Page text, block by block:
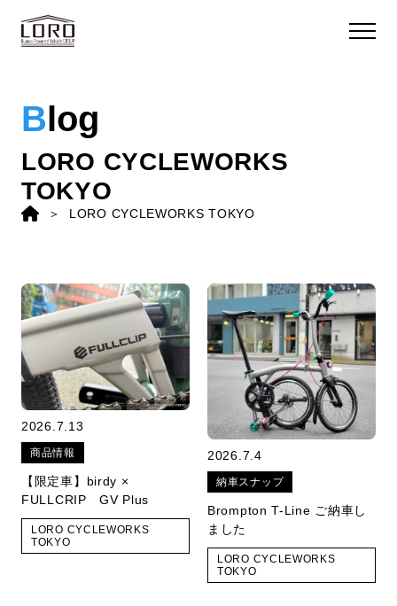
Blog
LORO CYCLEWORKS
TOKYO
LORO CYCLEWORKS TOKYO
2026.7.13
商品情報
【限定車】birdy ×
FULLCRIP GV Plus
LORO CYCLEWORKS
TOKYO
2026.7.4
納車スナップ
Brompton T-Line ご納車し
ました
LORO CYCLEWORKS
TOKYO